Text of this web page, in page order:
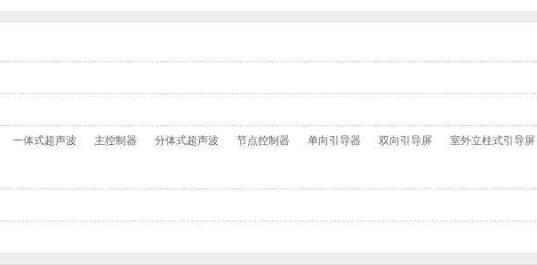
一体式超声波 主控制器 分体式超声波 节点控制器 单向引导器 双向引导屏 室外立柱式引导屏